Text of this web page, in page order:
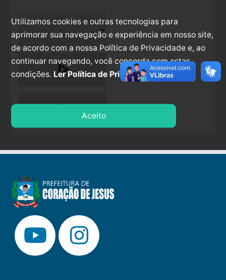
play_arrow
stop
Utilizamos cookies e outras tecnologias para
aprimorar sua navegação e experiência em nosso site,
de acordo com a nossa Política de Privacidade e, ao
continuar navegando, você concorda com estas
condições. Ler Política de Privacidade.
Aceito